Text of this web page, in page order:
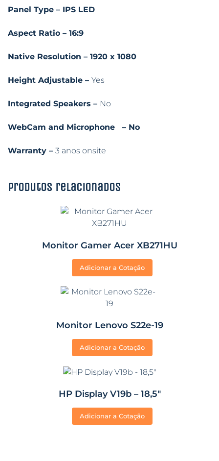
Panel Type – IPS LED
Aspect Ratio – 16:9
Native Resolution – 1920 x 1080
Height Adjustable – Yes
Integrated Speakers – No
WebCam and Microphone – No
Warranty – 3 anos onsite
Produtos relacionados
Monitor Gamer Acer XB271HU
Adicionar a Cotação
Monitor Lenovo S22e-19
Adicionar a Cotação
HP Display V19b – 18,5″
Adicionar a Cotação